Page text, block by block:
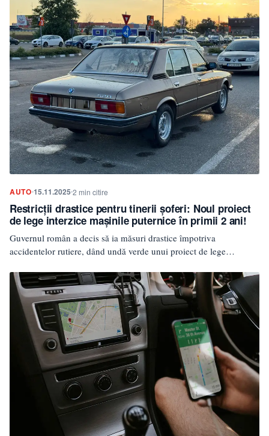
AUTO 15.11.2025 2 min citire
Restricții drastice pentru tinerii șoferi: Noul proiect
de lege interzice mașinile puternice în primii 2 ani!
Guvernul român a decis să ia măsuri drastice împotriva
accidentelor rutiere, dând undă verde unui proiect de lege…